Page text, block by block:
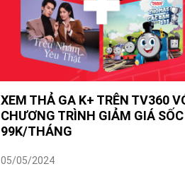
XEM THẢ GA K+ TRÊN TV360
CHƯƠNG TRÌNH GIẢM GIÁ
99K/THÁNG
05/05/2024